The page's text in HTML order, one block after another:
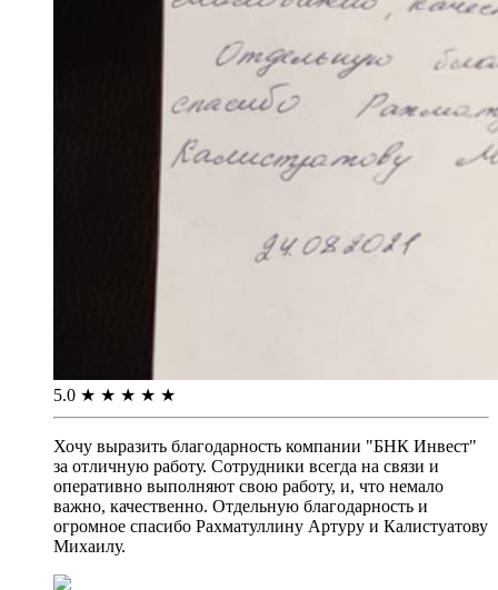
5.0 ★ ★ ★ ★ ★
Хочу выразить благодарность компании "БНК Инвест"
за отличную работу. Сотрудники всегда на связи и
оперативно выполняют свою работу, и, что немало
важно, качественно. Отдельную благодарность и
огромное спасибо Рахматуллину Артуру и Калистуатову
Михаилу.